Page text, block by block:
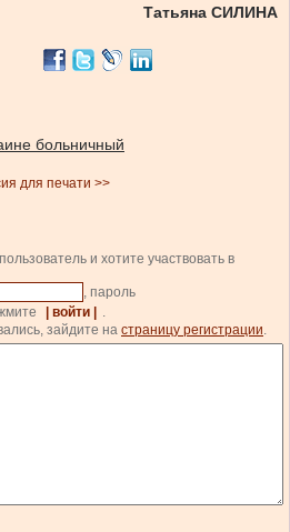
Татьяна СИЛИНА
больничный
для печати >>
и хотите участвовать в
, пароль
| войти |
.
зайдите на страницу регистрации.